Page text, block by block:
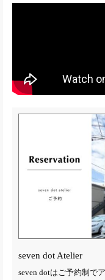
seven dot Atelier
seven dotはご予約制で